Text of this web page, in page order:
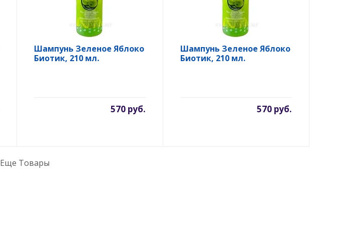
Шампунь Зеленое Яблоко
Биотик, 210 мл.
570 руб.
Шампунь Зеленое Яблоко
Биотик, 210 мл.
570 руб.
Еще Товары